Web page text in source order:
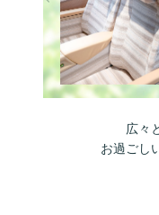
広々
お過ごし